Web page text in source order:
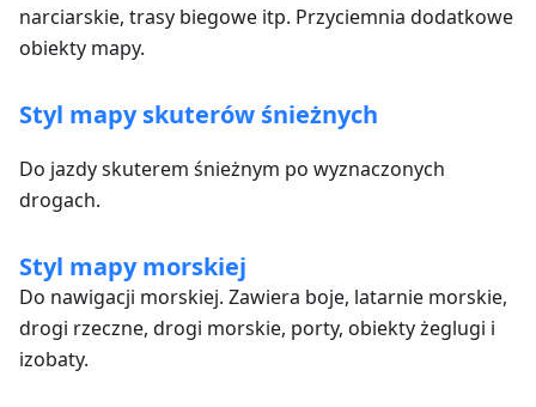
narciarskie, trasy biegowe itp. Przyciemnia dodatkowe
obiekty mapy.
Styl mapy skuterów śnieżnych
Do jazdy skuterem śnieżnym po wyznaczonych
drogach.
Styl mapy morskiej
Do nawigacji morskiej. Zawiera boje, latarnie morskie,
drogi rzeczne, drogi morskie, porty, obiekty żeglugi i
izobaty.